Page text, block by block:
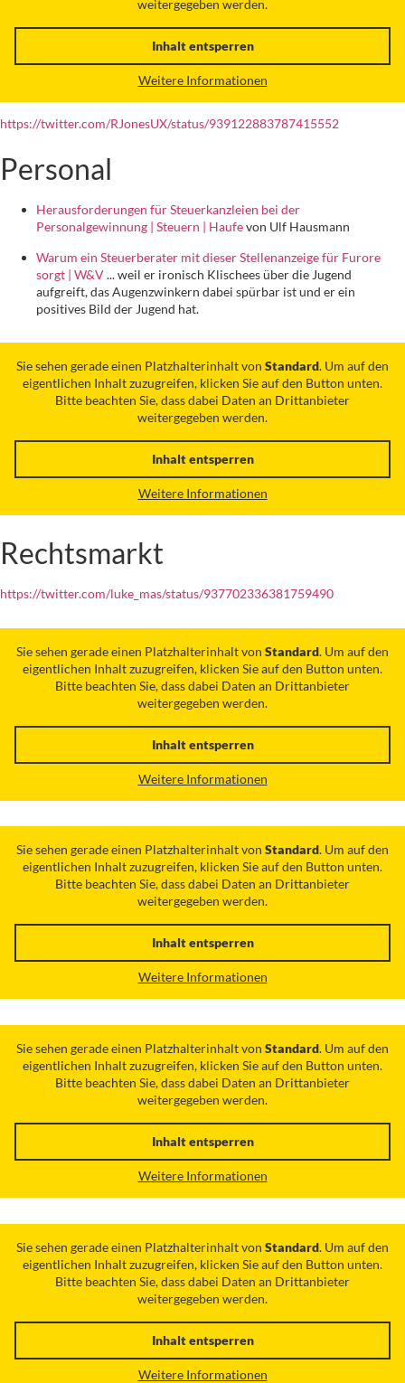
weitergegeben werden.
Inhalt entsperren
Weitere Informationen
https://twitter.com/RJonesUX/status/939122883787415552
Personal
Herausforderungen für Steuerkanzleien bei der
Personalgewinnung | Steuern | Haufevon Ulf Hausmann
Warum ein Steuerberater mit dieser Stellenanzeige für Furore
sorgt | W&V... weil er ironisch Klischees über die Jugend
aufgreift, das Augenzwinkern dabei spürbar ist und er ein
positives Bild der Jugend hat.
Sie sehen gerade einen Platzhalterinhalt von Standard. Um auf den
eigentlichen Inhalt zuzugreifen, klicken Sie auf den Button unten.
Bitte beachten Sie, dass dabei Daten an Drittanbieter
weitergegeben werden.
Inhalt entsperren
Weitere Informationen
Rechtsmarkt
https://twitter.com/luke_mas/status/937702336381759490
Sie sehen gerade einen Platzhalterinhalt von Standard. Um auf den
eigentlichen Inhalt zuzugreifen, klicken Sie auf den Button unten.
Bitte beachten Sie, dass dabei Daten an Drittanbieter
weitergegeben werden.
Inhalt entsperren
Weitere Informationen
Sie sehen gerade einen Platzhalterinhalt von Standard. Um auf den
eigentlichen Inhalt zuzugreifen, klicken Sie auf den Button unten.
Bitte beachten Sie, dass dabei Daten an Drittanbieter
weitergegeben werden.
Inhalt entsperren
Weitere Informationen
Sie sehen gerade einen Platzhalterinhalt von Standard. Um auf den
eigentlichen Inhalt zuzugreifen, klicken Sie auf den Button unten.
Bitte beachten Sie, dass dabei Daten an Drittanbieter
weitergegeben werden.
Inhalt entsperren
Weitere Informationen
Sie sehen gerade einen Platzhalterinhalt von Standard. Um auf den
eigentlichen Inhalt zuzugreifen, klicken Sie auf den Button unten.
Bitte beachten Sie, dass dabei Daten an Drittanbieter
weitergegeben werden.
Inhalt entsperren
Weitere Informationen